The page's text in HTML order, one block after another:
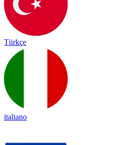
Türkçe
italiano